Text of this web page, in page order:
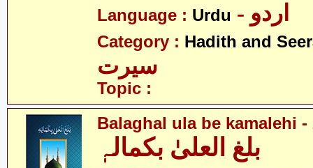
Language : Urdu - اردو
Category : Hadith and
سیرت
Topic :
Balaghal ula be kamalehi -
بلغ العلیٰ بکمالہٖ